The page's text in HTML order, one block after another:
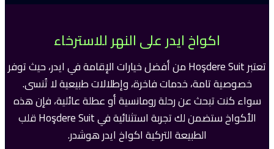
اكواخ ايدر على النهر للاسترخاء
تعتبر Hoşdere Suit من أفضل خيارات الإقامة في ايدر، حيث توفر
خصوصية تامة، خدمات فاخرة، وإطلالات طبيعية لا تُنسى.
سواء كنت تبحث عن رحلة رومانسية أو عطلة عائلية، فإن هذه
الأكواخ ستضمن لك تجربة استثنائية في Hoşdere Suit قلب
الطبيعة التركية اكواخ ايدر هوشدر.